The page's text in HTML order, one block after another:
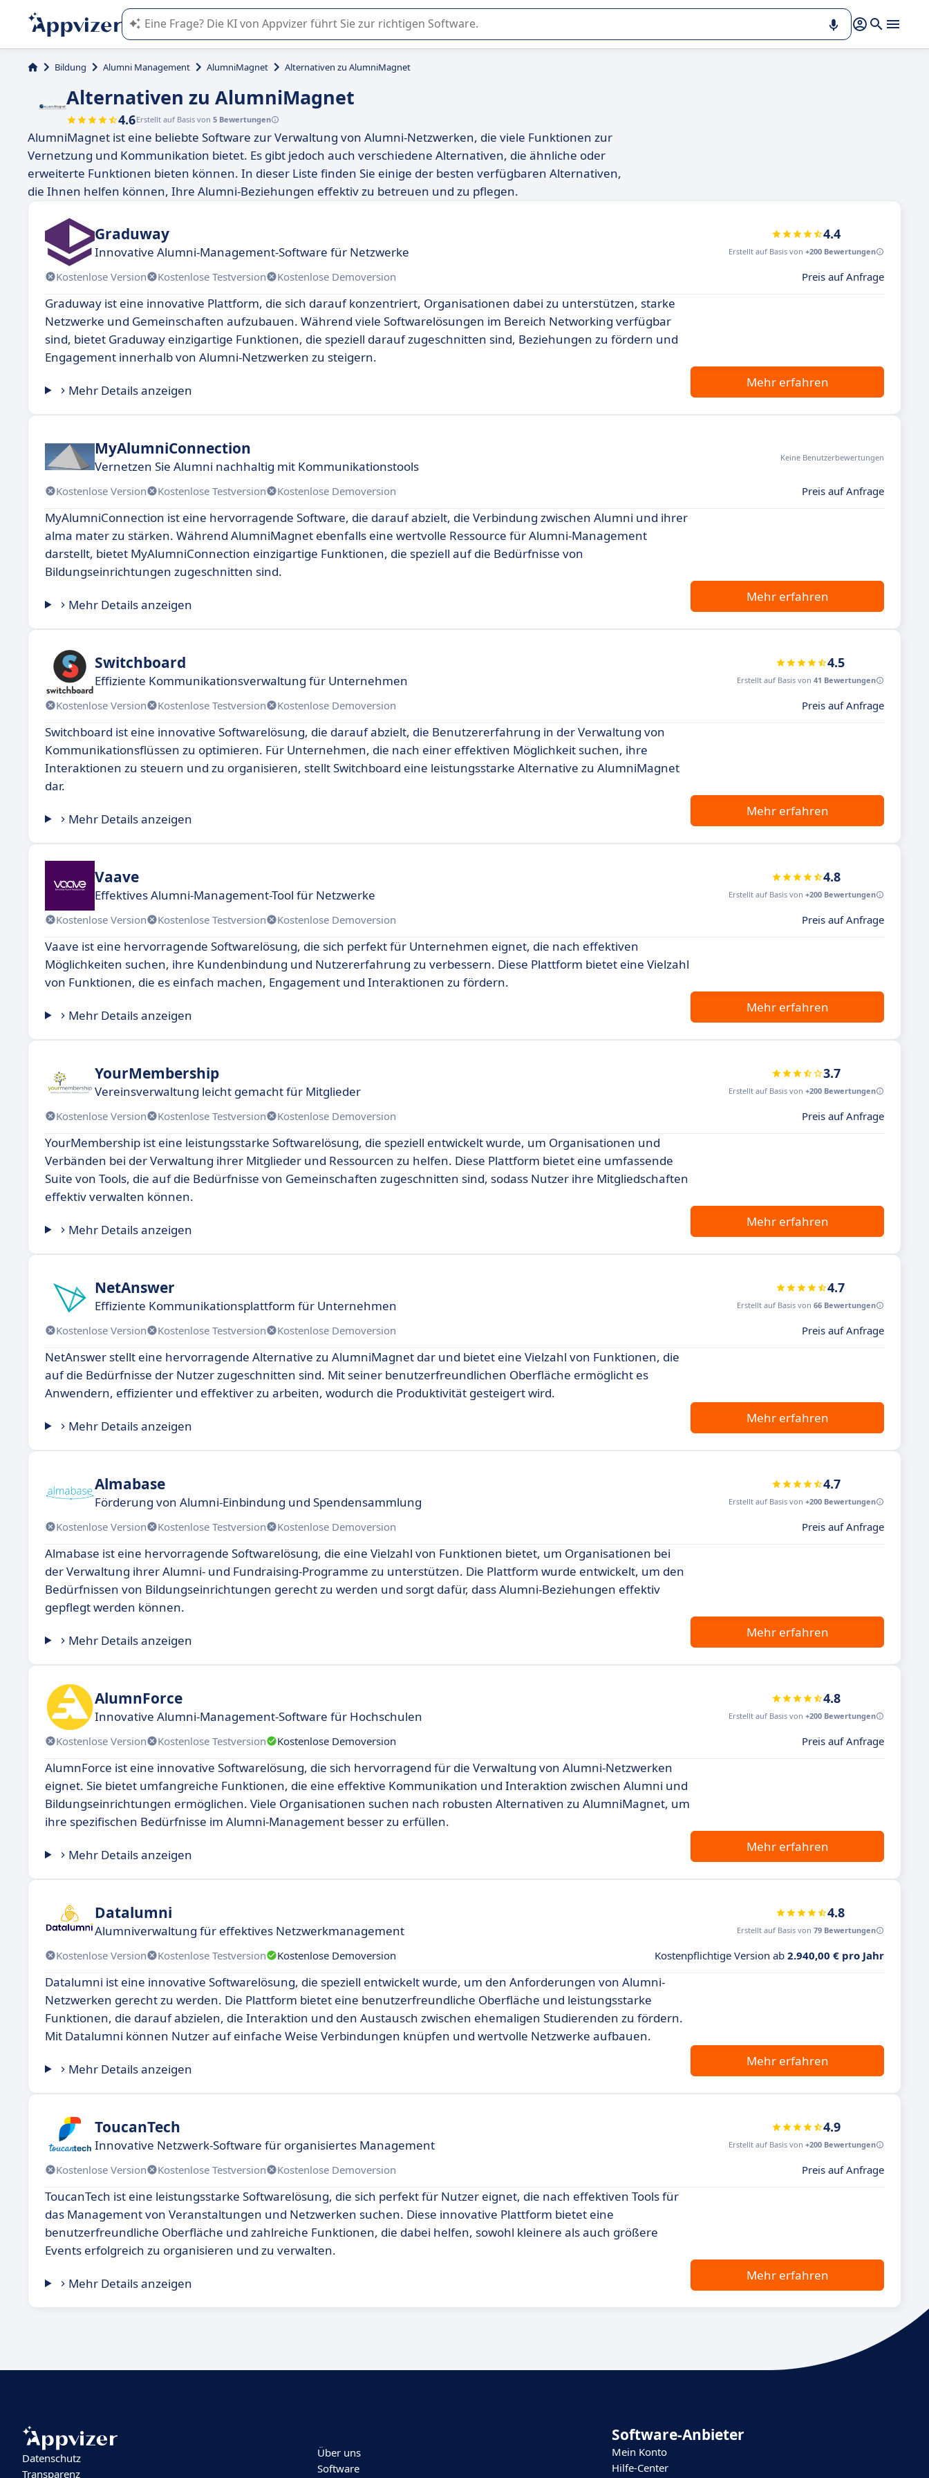
Die KI von Appvizer führt Sie bei der Nutzung oder Auswahl von SaaS-Software in Unternehmen.
Bildung Alumni Management AlumniMagnet Alternativen zu AlumniMagnet
Alternativen zu AlumniMagnet
4.6Erstellt auf Basis von 5 Bewertungen
AlumniMagnet ist eine beliebte Software zur Verwaltung von Alumni-Netzwerken, die viele Funktionen zur
Vernetzung und Kommunikation bietet. Es gibt jedoch auch verschiedene Alternativen, die ähnliche oder
erweiterte Funktionen bieten können. In dieser Liste finden Sie einige der besten verfügbaren Alternativen,
die Ihnen helfen können, Ihre Alumni-Beziehungen effektiv zu betreuen und zu pflegen.
Graduway
Innovative Alumni-Management-Software für Netzwerke
4.4
Erstellt auf Basis von +200 Bewertungen
Kostenlose Version Kostenlose Testversion Kostenlose Demoversion Preis auf Anfrage
Graduway ist eine innovative Plattform, die sich darauf konzentriert, Organisationen dabei zu unterstützen, starke
Netzwerke und Gemeinschaften aufzubauen. Während viele Softwarelösungen im Bereich Networking verfügbar
sind, bietet Graduway einzigartige Funktionen, die speziell darauf zugeschnitten sind, Beziehungen zu fördern und
Engagement innerhalb von Alumni-Netzwerken zu steigern.
Mehr Details anzeigen
Mehr erfahren
MyAlumniConnection
Vernetzen Sie Alumni nachhaltig mit Kommunikationstools
Keine Benutzerbewertungen
Kostenlose Version Kostenlose Testversion Kostenlose Demoversion Preis auf Anfrage
MyAlumniConnection ist eine hervorragende Software, die darauf abzielt, die Verbindung zwischen Alumni und ihrer
alma mater zu stärken. Während AlumniMagnet ebenfalls eine wertvolle Ressource für Alumni-Management
darstellt, bietet MyAlumniConnection einzigartige Funktionen, die speziell auf die Bedürfnisse von
Bildungseinrichtungen zugeschnitten sind.
Mehr Details anzeigen
Mehr erfahren
Switchboard
Effiziente Kommunikationsverwaltung für Unternehmen
4.5
Erstellt auf Basis von 41 Bewertungen
Kostenlose Version Kostenlose Testversion Kostenlose Demoversion Preis auf Anfrage
Switchboard ist eine innovative Softwarelösung, die darauf abzielt, die Benutzererfahrung in der Verwaltung von
Kommunikationsflüssen zu optimieren. Für Unternehmen, die nach einer effektiven Möglichkeit suchen, ihre
Interaktionen zu steuern und zu organisieren, stellt Switchboard eine leistungsstarke Alternative zu AlumniMagnet
dar.
Mehr Details anzeigen
Mehr erfahren
Vaave
Effektives Alumni-Management-Tool für Netzwerke
4.8
Erstellt auf Basis von +200 Bewertungen
Kostenlose Version Kostenlose Testversion Kostenlose Demoversion Preis auf Anfrage
Vaave ist eine hervorragende Softwarelösung, die sich perfekt für Unternehmen eignet, die nach effektiven
Möglichkeiten suchen, ihre Kundenbindung und Nutzererfahrung zu verbessern. Diese Plattform bietet eine Vielzahl
von Funktionen, die es einfach machen, Engagement und Interaktionen zu fördern.
Mehr Details anzeigen
Mehr erfahren
YourMembership
Vereinsverwaltung leicht gemacht für Mitglieder
3.7
Erstellt auf Basis von +200 Bewertungen
Kostenlose Version Kostenlose Testversion Kostenlose Demoversion Preis auf Anfrage
YourMembership ist eine leistungsstarke Softwarelösung, die speziell entwickelt wurde, um Organisationen und
Verbänden bei der Verwaltung ihrer Mitglieder und Ressourcen zu helfen. Diese Plattform bietet eine umfassende
Suite von Tools, die auf die Bedürfnisse von Gemeinschaften zugeschnitten sind, sodass Nutzer ihre Mitgliedschaften
effektiv verwalten können.
Mehr Details anzeigen
Mehr erfahren
NetAnswer
Effiziente Kommunikationsplattform für Unternehmen
4.7
Erstellt auf Basis von 66 Bewertungen
Kostenlose Version Kostenlose Testversion Kostenlose Demoversion Preis auf Anfrage
NetAnswer stellt eine hervorragende Alternative zu AlumniMagnet dar und bietet eine Vielzahl von Funktionen, die
auf die Bedürfnisse der Nutzer zugeschnitten sind. Mit seiner benutzerfreundlichen Oberfläche ermöglicht es
Anwendern, effizienter und effektiver zu arbeiten, wodurch die Produktivität gesteigert wird.
Mehr Details anzeigen
Mehr erfahren
Almabase
Förderung von Alumni-Einbindung und Spendensammlung
4.7
Erstellt auf Basis von +200 Bewertungen
Kostenlose Version Kostenlose Testversion Kostenlose Demoversion Preis auf Anfrage
Almabase ist eine hervorragende Softwarelösung, die eine Vielzahl von Funktionen bietet, um Organisationen bei
der Verwaltung ihrer Alumni- und Fundraising-Programme zu unterstützen. Die Plattform wurde entwickelt, um den
Bedürfnissen von Bildungseinrichtungen gerecht zu werden und sorgt dafür, dass Alumni-Beziehungen effektiv
gepflegt werden können.
Mehr Details anzeigen
Mehr erfahren
AlumnForce
Innovative Alumni-Management-Software für Hochschulen
4.8
Erstellt auf Basis von +200 Bewertungen
Kostenlose Version Kostenlose Testversion Kostenlose Demoversion Preis auf Anfrage
AlumnForce ist eine innovative Softwarelösung, die sich hervorragend für die Verwaltung von Alumni-Netzwerken
eignet. Sie bietet umfangreiche Funktionen, die eine effektive Kommunikation und Interaktion zwischen Alumni und
Bildungseinrichtungen ermöglichen. Viele Organisationen suchen nach robusten Alternativen zu AlumniMagnet, um
ihre spezifischen Bedürfnisse im Alumni-Management besser zu erfüllen.
Mehr Details anzeigen
Mehr erfahren
Datalumni
Alumniverwaltung für effektives Netzwerkmanagement
4.8
Erstellt auf Basis von 79 Bewertungen
Kostenlose Version Kostenlose Testversion Kostenlose Demoversion Kostenpflichtige Version ab 2.940,00 € pro Jahr
Datalumni ist eine innovative Softwarelösung, die speziell entwickelt wurde, um den Anforderungen von Alumni-
Netzwerken gerecht zu werden. Die Plattform bietet eine benutzerfreundliche Oberfläche und leistungsstarke
Funktionen, die darauf abzielen, die Interaktion und den Austausch zwischen ehemaligen Studierenden zu fördern.
Mit Datalumni können Nutzer auf einfache Weise Verbindungen knüpfen und wertvolle Netzwerke aufbauen.
Mehr Details anzeigen
Mehr erfahren
ToucanTech
Innovative Netzwerk-Software für organisiertes Management
4.9
Erstellt auf Basis von +200 Bewertungen
Kostenlose Version Kostenlose Testversion Kostenlose Demoversion Preis auf Anfrage
ToucanTech ist eine leistungsstarke Softwarelösung, die sich perfekt für Nutzer eignet, die nach effektiven Tools für
das Management von Veranstaltungen und Netzwerken suchen. Diese innovative Plattform bietet eine
benutzerfreundliche Oberfläche und zahlreiche Funktionen, die dabei helfen, sowohl kleinere als auch größere
Events erfolgreich zu organisieren und zu verwalten.
Mehr Details anzeigen
Mehr erfahren
Datenschutz
Transparenz
Über uns
Software
Software-Anbieter
Mein Konto
Hilfe-Center